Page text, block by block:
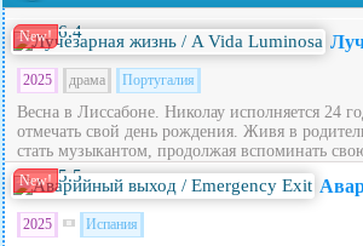
New! 6.4
2025 драма Португалия
Весна в Лиссабоне. Николау исполняется 24
отмечать свой день рождения. Живя в
стать музыкантом, продолжая вспоминать
New! 5.5
2025 Испания